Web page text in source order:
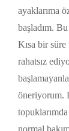
ayaklarıma
başladım. Bu
Kısa bir süre
rahatsız
öneriyorum.